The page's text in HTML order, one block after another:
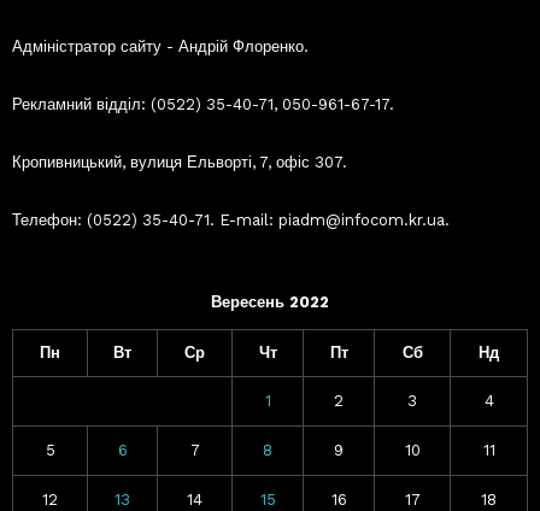
Адміністратор сайту - Андрій Флоренко.
Рекламний відділ: (0522) 35-40-71, 050-961-67-17.
Кропивницький, вулиця Ельворті, 7, офіс 307.
Телефон: (0522) 35-40-71. E-mail: piadm@infocom.kr.ua.
Вересень 2022
Пн Вт Ср Чт Пт Сб Нд
1 2 3 4
5 6 7 8 9 10 11
12 13 14 15 16 17 18